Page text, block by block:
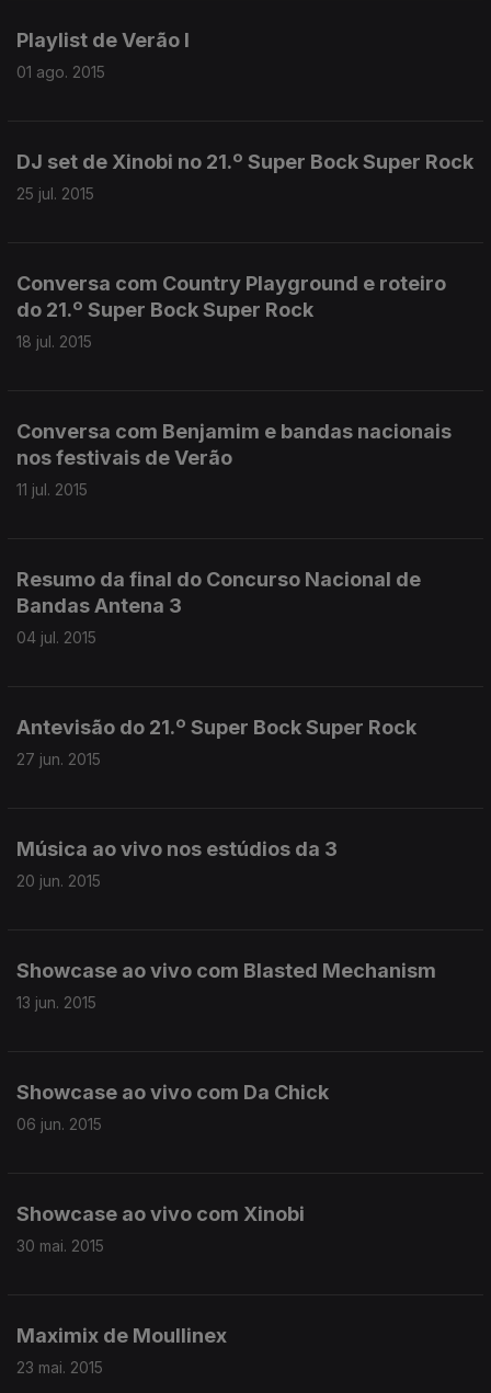
Playlist de Verão I
01 ago. 2015
DJ set de Xinobi no 21.º Super Bock Super Rock
25 jul. 2015
Conversa com Country Playground e roteiro
do 21.º Super Bock Super Rock
18 jul. 2015
Conversa com Benjamim e bandas nacionais
nos festivais de Verão
11 jul. 2015
Resumo da final do Concurso Nacional de
Bandas Antena 3
04 jul. 2015
Antevisão do 21.º Super Bock Super Rock
27 jun. 2015
Música ao vivo nos estúdios da 3
20 jun. 2015
Showcase ao vivo com Blasted Mechanism
13 jun. 2015
Showcase ao vivo com Da Chick
06 jun. 2015
Showcase ao vivo com Xinobi
30 mai. 2015
Maximix de Moullinex
23 mai. 2015